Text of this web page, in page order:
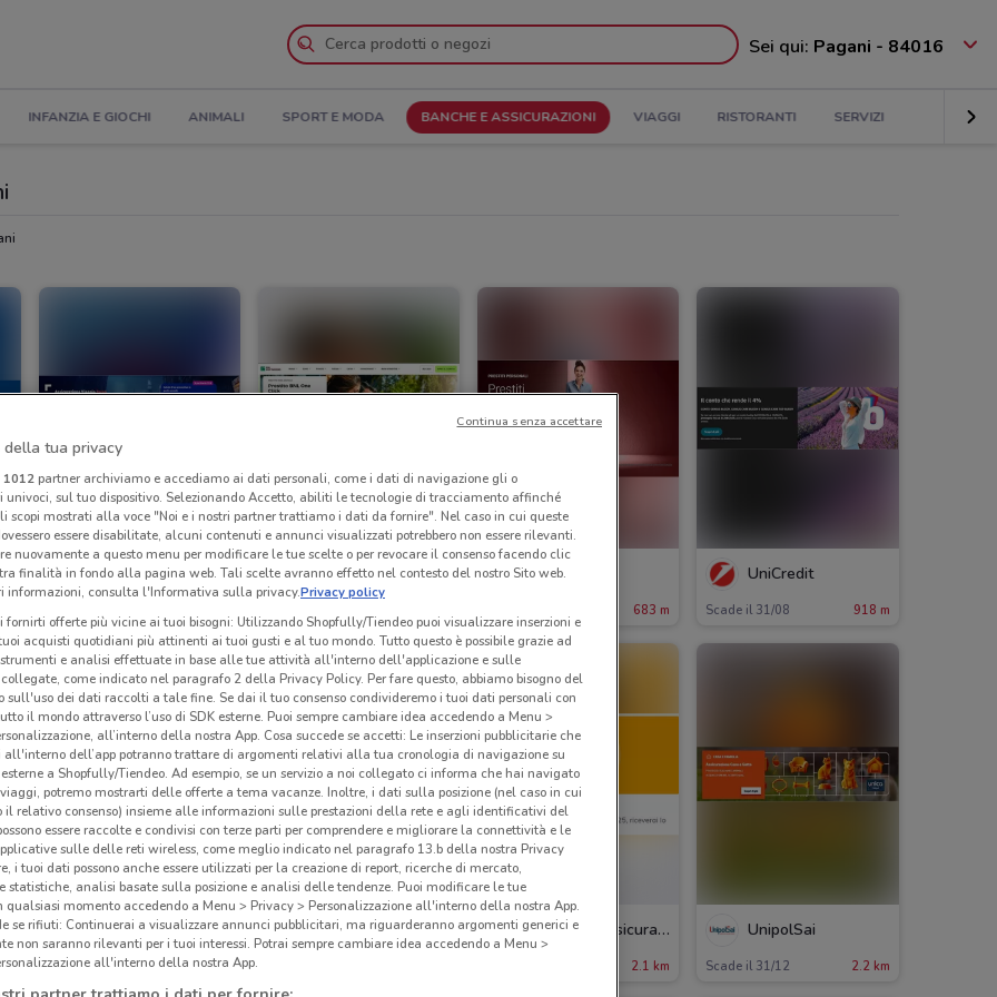
Sei qui: Pagani - 84016
INFANZIA E GIOCHI ANIMALI SPORT E MODA BANCHE E ASSICURAZIONI VIAGGI RISTORANTI SERVIZI
Europ Assistance BNL MPS
683 m
UniCredit
Scade il 31/08 918 m
Cofidis
Scade il 28/01 1.3 km
Deutsche Bank Alleanza Assicurazioni
2.1 km
UnipolSai
Scade il 31/12 2.2 km
della tua privacy
1012partner archiviamo e accediamo ai dati personali, come i dati di navigazione gli o
sul tuo dispositivo. Selezionando Accetto, abiliti le tecnologie di tracciamento affinché
scopi mostrati alla voce "Noi e i nostri partner trattiamo i dati da fornire". Nel caso in cui queste
essere disabilitate, alcuni contenuti e annunci visualizzati potrebbero non essere rilevanti.
nuovamente a questo menu per modificare le tue scelte o per revocare il consenso facendo clic
finalità in fondo alla pagina web. Tali scelte avranno effetto nel contesto del nostro Sito web.
informazioni, consulta l'Informativa sulla privacy.Privacy policy
fornirti offerte più vicine ai tuoi bisogni: Utilizzando Shopfully/Tiendeo puoi visualizzare inserzioni e
acquisti quotidiani più attinenti ai tuoi gusti e al tuo mondo. Tutto questo è possibile grazie ad
e analisi effettuate in base alle tue attività all'interno dell'applicazione e sulle
come indicato nel paragrafo 2 della Privacy Policy. Per fare questo, abbiamo bisogno del
sull'uso dei dati raccolti a tale fine. Se dai il tuo consenso condivideremo i tuoi dati personali con
il mondo attraverso l’uso di SDK esterne. Puoi sempre cambiare idea accedendo a Menu >
all’interno della nostra App. Cosa succede se accetti: Le inserzioni pubblicitarie che
all'interno dell’app potranno trattare di argomenti relativi alla tua cronologia di navigazione su
a Shopfully/Tiendeo. Ad esempio, se un servizio a noi collegato ci informa che hai navigato
potremo mostrarti delle offerte a tema vacanze. Inoltre, i dati sulla posizione (nel caso in cui
il relativo consenso) insieme alle informazioni sulle prestazioni della rete e agli identificativi del
essere raccolte e condivisi con terze parti per comprendere e migliorare la connettività e le
sulle delle reti wireless, come meglio indicato nel paragrafo 13.b della nostra Privacy
i tuoi dati possono anche essere utilizzati per la creazione di report, ricerche di mercato,
statistiche, analisi basate sulla posizione e analisi delle tendenze. Puoi modificare le tue
qualsiasi momento accedendo a Menu > Privacy > Personalizzazione all'interno della nostra App.
se rifiuti: Continuerai a visualizzare annunci pubblicitari, ma riguarderanno argomenti generici e
non saranno rilevanti per i tuoi interessi. Potrai sempre cambiare idea accedendo a Menu >
all'interno della nostra App.
Continua senza accettare